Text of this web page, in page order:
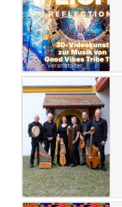
Quelle: Veranstalter
Quelle: Veranstalter